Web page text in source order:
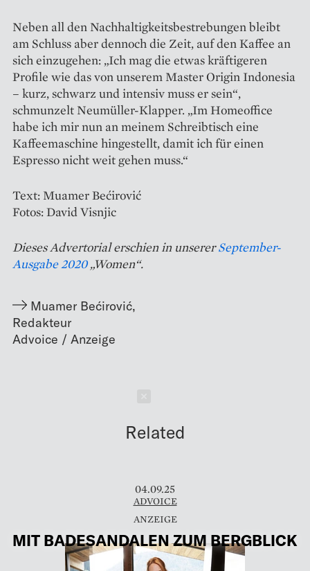
Neben all den Nachhaltigkeitsbestrebungen bleibt
am Schluss aber dennoch die Zeit, auf den Kaffee an
sich einzugehen: „Ich mag die etwas kräftigeren
Profile wie das von unserem Master Origin Indonesia
– kurz, schwarz und intensiv muss er sein“,
schmunzelt Neumüller-Klapper. „Im Homeoffice
habe ich mir nun an meinem Schreibtisch eine
Kaffeemaschine hingestellt, damit ich für einen
Espresso nicht weit gehen muss.“
Text: Muamer Bećirović
Fotos: David Visnjic
Dieses Advertorial erschien in unsererSeptember-
Ausgabe 2020„Women“.
Muamer Bećirović,
Redakteur
Related
04.09.25
ADVOICE
MIT BADESANDALEN ZUM BERGBLICK